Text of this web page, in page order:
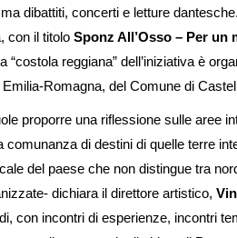
dibattiti, concerti e letture
con il titolo Sponz All’Osso – Per un
“costola reggiana” dell’iniziativa è
Romagna, del Comune di
proporre una riflessione sulle aree
comunanza di destini di quelle terre
del paese che non distingue tra
dichiara il direttore artistico,
con incontri di esperienze, incontri